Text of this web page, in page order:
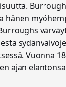
hänen
Vuonna
ajan